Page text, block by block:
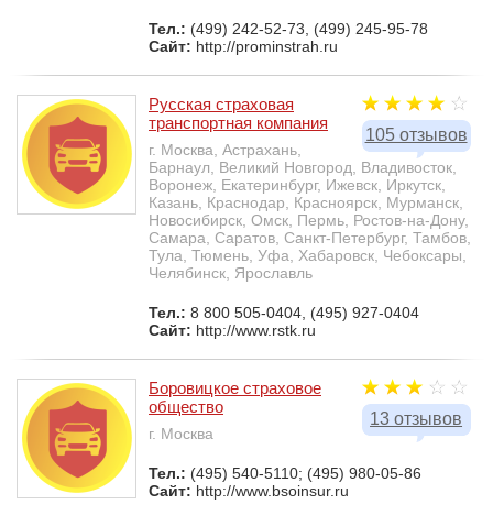
Тел.: (499) 242-52-73, (499) 245-95-78
Сайт: http://prominstrah.ru
105 отзывов
Русская страховая
транспортная компания
г. Москва, Астрахань,
Барнаул, Великий Новгород, Владивосток,
Воронеж, Екатеринбург, Ижевск, Иркутск,
Казань, Краснодар, Красноярск, Мурманск,
Новосибирск, Омск, Пермь, Ростов-на-Дону,
Самара, Саратов, Санкт-Петербург, Тамбов,
Тула, Тюмень, Уфа, Хабаровск, Чебоксары,
Челябинск, Ярославль
Тел.: 8 800 505-0404, (495) 927-0404
Сайт: http://www.rstk.ru
13 отзывов
Боровицкое страховое
общество
г. Москва
Тел.: (495) 540-5110; (495) 980-05-86
Сайт: http://www.bsoinsur.ru